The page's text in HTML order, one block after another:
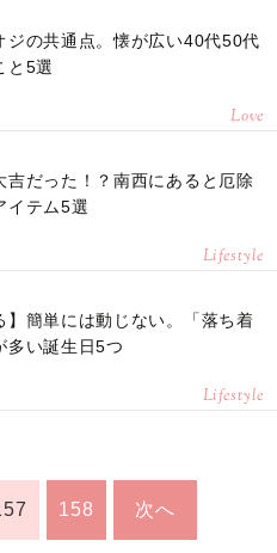
ジの共通点。懐が広い40代50代
と5選
Love
吉だった！？南西にあると厄除
イテム5選
Lifestyle
】簡単には動じない。「落ち着
多い誕生日5つ
Lifestyle
158 次へ